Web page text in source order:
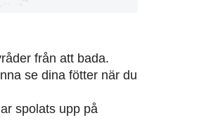
från att bada.
se dina fötter när du
spolats upp på